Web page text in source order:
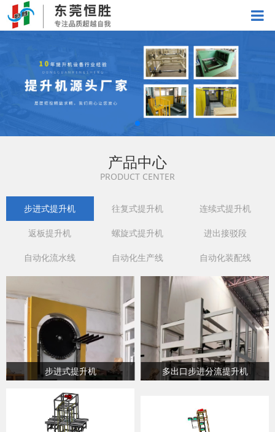
产品中心
PRODUCT CENTER
步进式提升机 往复式提升机 连续式提升机
返板提升机 螺旋式提升机 进出接驳段
自动化流水线 自动化生产线 自动化装配线
步进式提升机 多出口步进分流提升机